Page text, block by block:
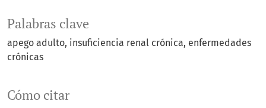
Palabras clave
apego adulto insuficiencia renal crónica enfermedades
crónicas
Cómo citar